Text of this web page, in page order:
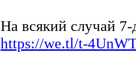
На всякий случай
https://we.tl/t-